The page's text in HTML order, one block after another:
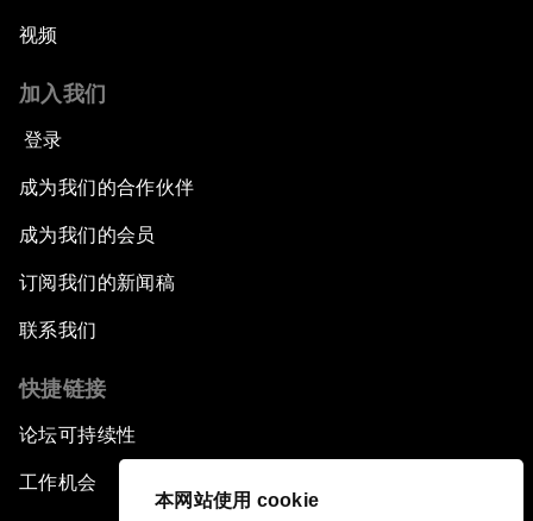
本网站使用 cookie
视频
加入我们
登录
成为我们的合作伙伴
成为我们的会员
订阅我们的新闻稿
联系我们
快捷链接
论坛可持续性
工作机会